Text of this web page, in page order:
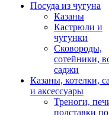
Посуда из чугуна
Казаны
Кастрюли и
чугунки
Сковороды,
сотейники,
саджи
Казаны, котелки,
и аксессуары
Треноги,
подставки